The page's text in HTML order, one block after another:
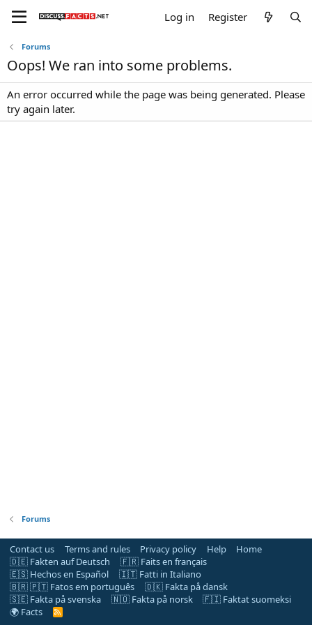
Log in Register
Forums
Oops! We ran into some problems.
An error occurred while the page was being generated. Please
try again later.
Forums
Contact us Terms and rules Privacy policy Help
Home
🇩🇪 Fakten auf Deutsch
🇫🇷 Faits en français
🇪🇸 Hechos en Español
🇮🇹 Fatti in Italiano
🇧🇷 🇵🇹 Fatos em português
🇩🇰 Fakta på dansk
🇸🇪 Fakta på svenska
🇳🇴 Fakta på norsk
🇫🇮 Faktat suomeksi
🌍 Facts
R